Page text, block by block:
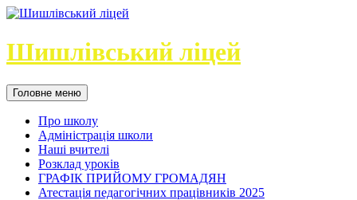
Шишлівський ліцей
Головне меню
Про школу
Адміністрація школи
Наші вчителі
Розклад уроків
ГРАФІК ПРИЙОМУ ГРОМАДЯН
Атестація педагогічних працівників 2025